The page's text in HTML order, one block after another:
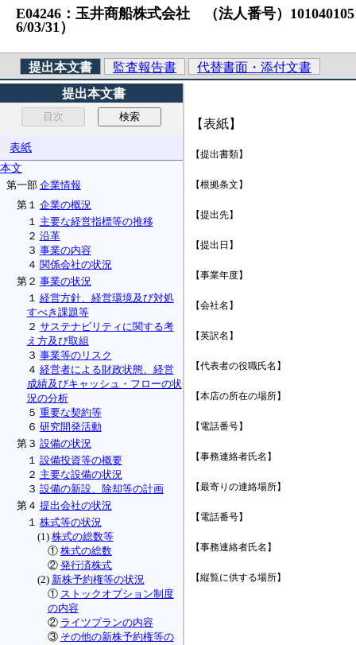
E04246：玉井商船株式会社 （法人番号）
6/03/31）
提出本文書 監査報告書
代替書面・添付文書
提出本文書